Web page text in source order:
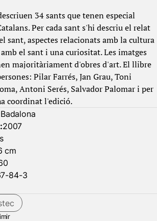
34 sants que tenen especial
Per cada sant s'hi descriu el relat
sant, aspectes relacionats amb la cultura
el sant i una curiositat. Les imatges
majoritàriament d'obres d'art. El llibre
Pilar Farrés, Jan Grau, Toni
Antoni Serés, Salvador Palomar i per
coordinat l'edició.
Badalona
2007
cm
84-3